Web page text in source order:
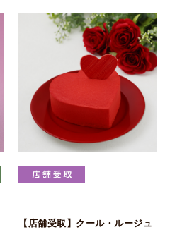
【店舗受取】クール・ルージュ